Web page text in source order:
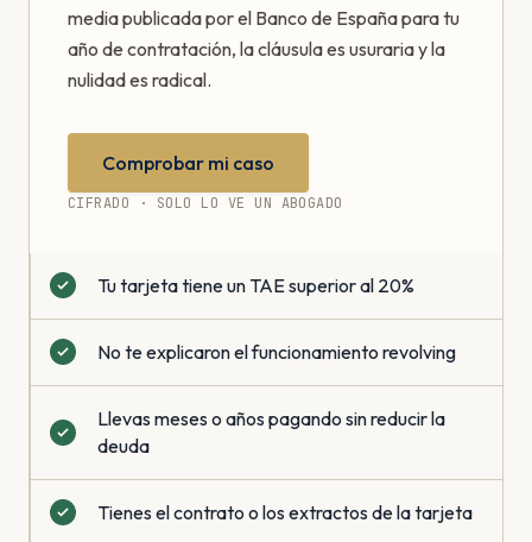
media publicada por el Banco de España para tu
año de contratación, la cláusula es usuraria y la
nulidad es radical.
Comprobar mi caso
CIFRADO · SOLO LO VE UN ABOGADO
Tu tarjeta tiene un TAE superior al 20%
No te explicaron el funcionamiento revolving
Llevas meses o años pagando sin reducir la
deuda
Tienes el contrato o los extractos de la tarjeta